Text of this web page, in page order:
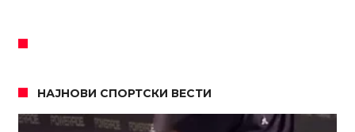
НАЈНОВИ СПОРТСКИ ВЕСТИ